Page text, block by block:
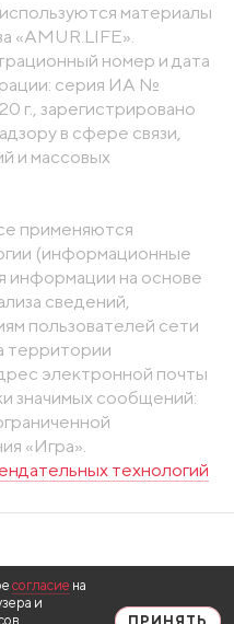
материалы
«AMUR.LIFE».
номер и дата
серия ИА №
г., зарегистрировано
в сфере связи,
и массовых
применяются
(информационные
информации на основе
сведений,
пользователей сети
территории
электронной почты
значимых сообщений:
«Игра».
технологий
согласие на
и
ПРИНЯТЬ